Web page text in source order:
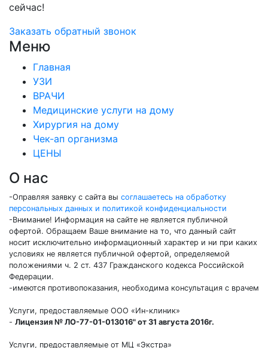
сейчас!
Заказать обратный звонок
Меню
Главная
УЗИ
ВРАЧИ
Медицинские услуги на дому
Хирургия на дому
Чек-ап организма
ЦЕНЫ
О нас
-Оправляя заявку с сайта вы соглашаетесь на обработку
персональных данных и политикой конфиденциальности
-Внимание! Информация на сайте не является публичной
офертой. Обращаем Ваше внимание на то, что данный сайт
носит исключительно информационный характер и ни при каких
условиях не является публичной офертой, определяемой
положениями ч. 2 ст. 437 Гражданского кодекса Российской
Федерации.
-имеются противопоказания, необходима консультация с врачем
Услуги, предоставляемые ООО «Ин-клиник»
- Лицензия № ЛО-77-01-013016" от 31 августа 2016г.
Услуги, предоставляемые от МЦ «Экстра»